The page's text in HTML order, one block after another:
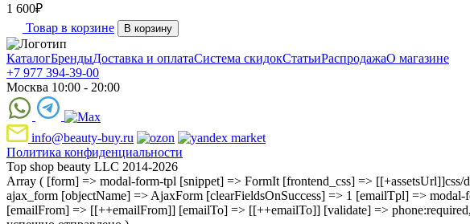
1 600₽
Товар в корзине
В корзину
КаталогБрендыДоставка и оплатаСистема скидокСтатьиРаспродажаО магазине
+7 977 394-39-00
Москва 10:00 - 20:00
info@beauty-buy.ru
Политика конфиденциальности
Top shop beauty LLC 2014-2026
Array ( [form] => modal-form-tpl [snippet] => FormIt [frontend_css] =>
ajax_form [objectName] => AjaxForm [clearFieldsOnSuccess] => 1 [emailTpl] =>
[emailFrom] => [[++emailFrom]] [emailTo] => [[++emailTo]] [validate] =>